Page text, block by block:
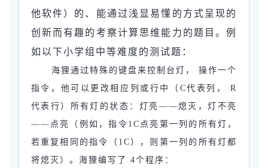
他软件）的、能通过浅显易懂的方式呈现的
创新而有趣的考察计算思维能力的题目。例
如以下小学组中等难度的测试题：
海狸通过特殊的键盘来控制台灯， 操作一个
指令，他可以更改相应列或行中（C代表列， R
代表行）所有灯的状态：灯亮——熄灭，灯不亮
——点亮（例如，指令1C点亮第一列的所有灯，
若重复相同的指令（1C），则第一列的所有灯都
将熄灭）。海狸编写了 4个程序：